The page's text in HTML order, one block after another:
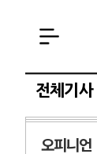
전체기사
오피니언